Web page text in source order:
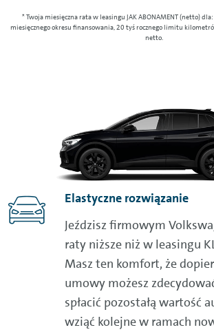
* Twoja miesięczna rata w leasingu JAK ABONAMENT (netto)
miesięcznego okresu finansowania, 20 tyś rocznego limitu
netto.
Elastyczne rozwiązanie
Jeździsz firmowym
raty niższe niż w leasingu
Masz ten komfort, że
umowy możesz
spłacić pozostałą wartość
wziąć kolejne w ramach